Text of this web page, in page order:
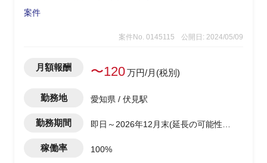
案件
案件No. 0145115 公開日: 2024/05/09
月額報酬 〜120万円/月(税別)
勤務地 愛知県 / 伏見駅
勤務期間
即日～2026年12月末(延長の可能性あ
稼働率 100%